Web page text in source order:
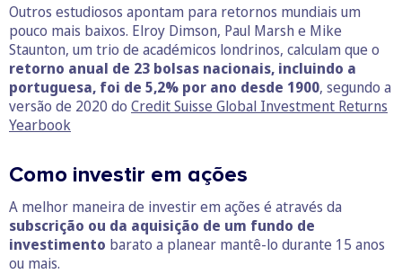
Outros estudiosos apontam para retornos mundiais um
pouco mais baixos. Elroy Dimson, Paul Marsh e Mike
Staunton, um trio de académicos londrinos, calculam que o
retorno anual de 23 bolsas nacionais, incluindo a
portuguesa, foi de 5,2% por ano desde 1900, segundo a
versão de 2020 do Credit Suisse Global Investment Returns
Yearbook
Como investir em ações
A melhor maneira de investir em ações é através da
subscrição ou da aquisição de um fundo de
investimento barato a planear mantê-lo durante 15 anos
ou mais.